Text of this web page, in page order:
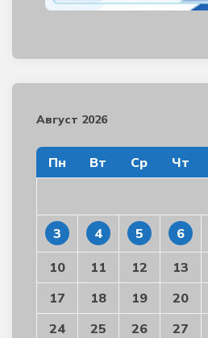
Август 2026
Пн Вт Ср Чт
3 4 5 6
10 11 12 13
17
18 19 20
24
25 26 27